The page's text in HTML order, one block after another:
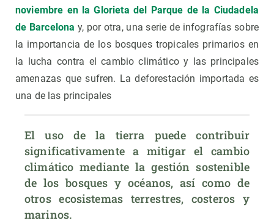
noviembre en la Glorieta del Parque de la Ciudadela
de Barcelona y, por otra, una serie de infografías sobre
la importancia de los bosques tropicales primarios en
la lucha contra el cambio climático y las principales
amenazas que sufren. La deforestación importada es
una de las principales
El uso de la tierra puede contribuir
significativamente a mitigar el cambio
climático mediante la gestión sostenible
de los bosques y océanos, así como de
otros ecosistemas terrestres, costeros y
marinos.